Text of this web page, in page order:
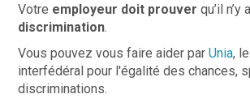
Votre employeur doit prouver qu’il n’y a
discrimination.
Vous pouvez vous faire aider parUnia,
interfédéral pour l'égalité des chances,
discriminations.